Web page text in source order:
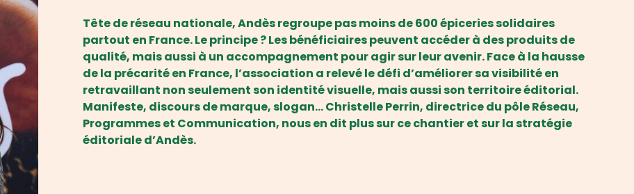
Tête de réseau nationale, Andès regroupe pas moins de 600 épiceries solidaires
partout en France. Le principe ? Les bénéficiaires peuvent accéder à des produits de
qualité, mais aussi à un accompagnement pour agir sur leur avenir. Face à la hausse
de la précarité en France, l’association a relevé le défi d’améliorer sa visibilité en
retravaillant non seulement son identité visuelle, mais aussi son territoire éditorial.
Manifeste, discours de marque, slogan… Christelle Perrin, directrice du pôle Réseau,
Programmes et Communication, nous en dit plus sur ce chantier et sur la stratégie
éditoriale d’Andès.